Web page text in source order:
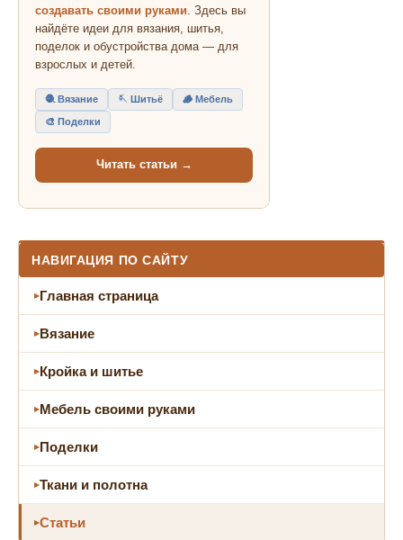
создавать своими руками. Здесь вы
найдёте идеи для вязания, шитья,
поделок и обустройства дома — для
взрослых и детей.
🧶 Вязание 🪡 Шитьё 🪵 Мебель
🎨 Поделки
Читать статьи →
НАВИГАЦИЯ ПО САЙТУ
Главная страница
Вязание
Кройка и шитье
Мебель своими руками
Поделки
Ткани и полотна
Статьи